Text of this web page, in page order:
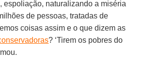
espoliação, naturalizando a miséria
de pessoas, tratadas de
coisas assim e o que dizem as
? ‘Tirem os pobres do